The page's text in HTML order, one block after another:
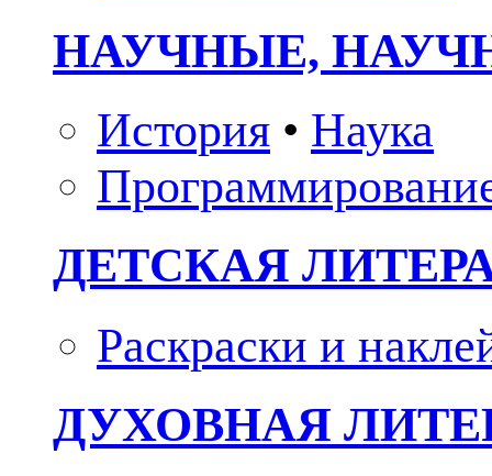
НАУЧНЫЕ,
История • Наука
ДЕТСКАЯ
Раскраски и
ДУХОВНАЯ